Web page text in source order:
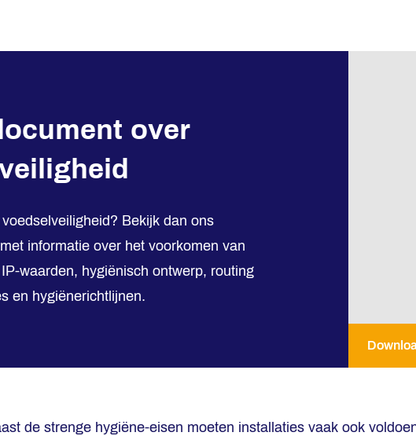
over
Bekijk dan ons
informatie over het voorkomen van
waarden, hygiënisch ontwerp, routing
en hygiënerichtlijnen.
de strenge hygiëne-eisen moeten installaties vaak ook